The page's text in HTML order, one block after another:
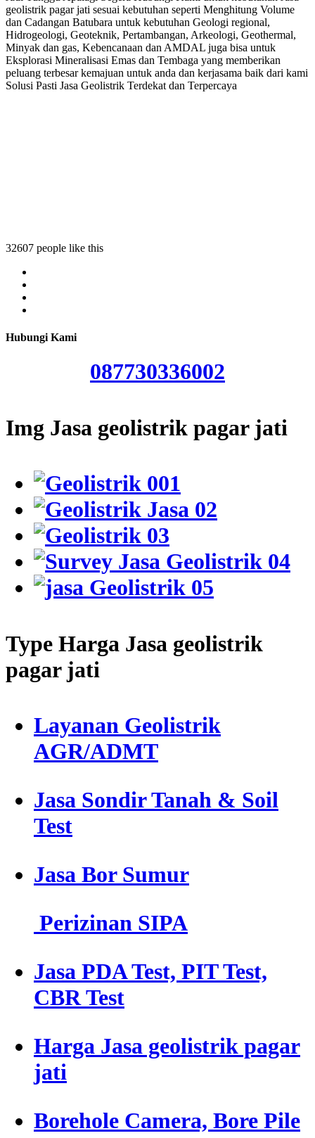
geolistrik pagar jati sesuai kebutuhan seperti Menghitung Volume
dan Cadangan Batubara untuk kebutuhan Geologi regional,
Hidrogeologi, Geoteknik, Pertambangan, Arkeologi, Geothermal,
Minyak dan gas, Kebencanaan dan AMDAL juga bisa untuk
Eksplorasi Mineralisasi Emas dan Tembaga yang memberikan
peluang terbesar kemajuan untuk anda dan kerjasama baik dari kami
Solusi Pasti Jasa Geolistrik Terdekat dan Terpercaya
32607 people like this
Hubungi Kami
087730336002
Img Jasa geolistrik pagar jati
Type Harga Jasa geolistrik
pagar jati
Layanan Geolistrik
AGR/ADMT
Jasa Sondir Tanah & Soil
Test
Jasa Bor Sumur
Perizinan SIPA
Jasa PDA Test, PIT Test,
CBR Test
Harga Jasa geolistrik pagar
jati
Borehole Camera, Bore Pile